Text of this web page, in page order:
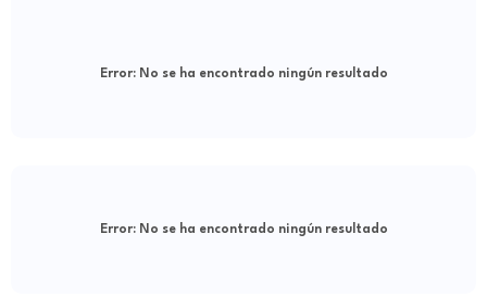
Error:No se ha encontrado ningún resultado
Error:No se ha encontrado ningún resultado